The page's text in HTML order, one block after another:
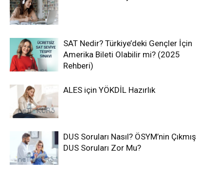
SAT Nedir? Türkiye’deki Gençler İçin
Amerika Bileti Olabilir mi? (2025
Rehberi)
ALES için YÖKDİL Hazırlık
DUS Soruları Nasıl? ÖSYM’nin Çıkmış
DUS Soruları Zor Mu?